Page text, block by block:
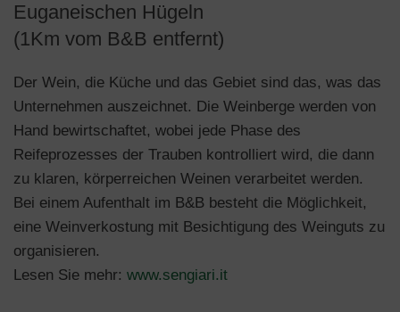
Euganeischen Hügeln
(1Km vom B&B entfernt)
Der Wein, die Küche und das Gebiet sind das, was das
Unternehmen auszeichnet. Die Weinberge werden von
Hand bewirtschaftet, wobei jede Phase des
Reifeprozesses der Trauben kontrolliert wird, die dann
zu klaren, körperreichen Weinen verarbeitet werden.
Bei einem Aufenthalt im B&B besteht die Möglichkeit,
eine Weinverkostung mit Besichtigung des Weinguts zu
organisieren.
Lesen Sie mehr: www.sengiari.it